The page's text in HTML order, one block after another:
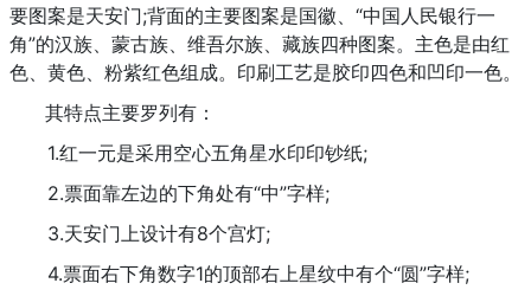
要图案是天安门;背面的主要图案是国徽、“中国人民银行一
角”的汉族、蒙古族、维吾尔族、藏族四种图案。主色是由红
色、黄色、粉紫红色组成。印刷工艺是胶印四色和凹印一色。
其特点主要罗列有：
1.红一元是采用空心五角星水印印钞纸;
2.票面靠左边的下角处有“中”字样;
3.天安门上设计有8个宫灯;
4.票面右下角数字1的顶部右上星纹中有个“圆”字样;